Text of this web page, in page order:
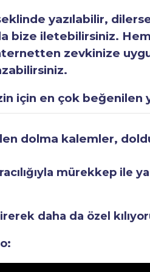
yazılabilir,
bize iletebilirsiniz.
zevkinize
için en çok beğenilen
dolma kalemler,
mürekkep ile
daha da özel